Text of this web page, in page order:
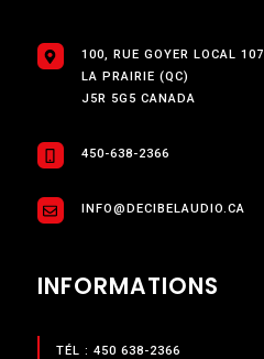
100, RUE GOYER LOCAL 107
LA PRAIRIE (QC)
J5R 5G5 CANADA
450-638-2366
INFO@DECIBELAUDIO.CA
INFORMATIONS
TÉL : 450 638-2366